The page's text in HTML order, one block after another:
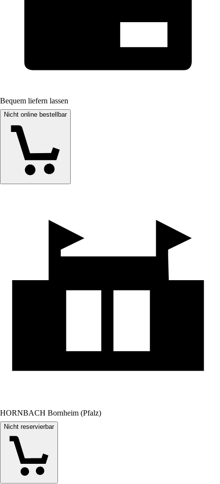
Bequem liefern lassen
Nicht online bestellbar
HORNBACH Bornheim (Pfalz)
Nicht reservierbar